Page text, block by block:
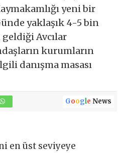
yeni bir
yaklaşık 4-5 bin
Avcılar
kurumların
danışma masası
Google News
en üst seviyeye